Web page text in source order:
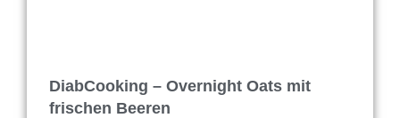
DiabCooking – Overnight Oats mit
frischen Beeren